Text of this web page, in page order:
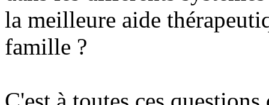
la meilleure aide
famille ?